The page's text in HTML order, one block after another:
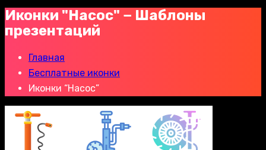
Иконки "Насос" − Шаблоны
презентаций
Главная
Бесплатные иконки
Иконки “Насос”